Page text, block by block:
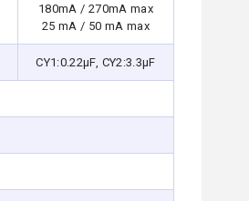
180mA / 270mA max
25 mA / 50 mA max
CY1:0.22μF, CY2:3.3μF